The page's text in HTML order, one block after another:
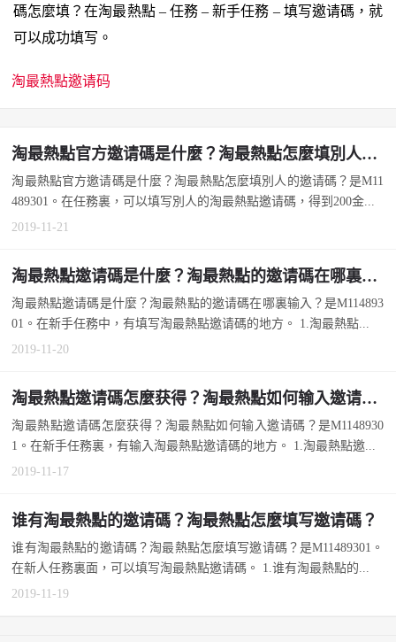
碼怎麼填？在淘最熱點 – 任務 – 新手任務 – 填写邀请碼，就
可以成功填写。
淘最熱點邀请码
淘最熱點官方邀请碼是什麼？淘最熱點怎麼填別人的邀请碼？
淘最熱點官方邀请碼是什麼？淘最熱點怎麼填別人的邀请碼？是M11
489301。在任務裏，可以填写別人的淘最熱點邀请碼，得到200金...
2019-11-21
淘最熱點邀请碼是什麼？淘最熱點的邀请碼在哪裏输入？
淘最熱點邀请碼是什麼？淘最熱點的邀请碼在哪裏输入？是M114893
01。在新手任務中，有填写淘最熱點邀请碼的地方。 1.淘最熱點...
2019-11-20
淘最熱點邀请碼怎麼获得？淘最熱點如何输入邀请碼？
淘最熱點邀请碼怎麼获得？淘最熱點如何输入邀请碼？是M1148930
1。在新手任務裏，有输入淘最熱點邀请碼的地方。 1.淘最熱點邀...
2019-11-17
谁有淘最熱點的邀请碼？淘最熱點怎麼填写邀请碼？
谁有淘最熱點的邀请碼？淘最熱點怎麼填写邀请碼？是M11489301。
在新人任務裏面，可以填写淘最熱點邀请碼。 1.谁有淘最熱點的...
2019-11-19